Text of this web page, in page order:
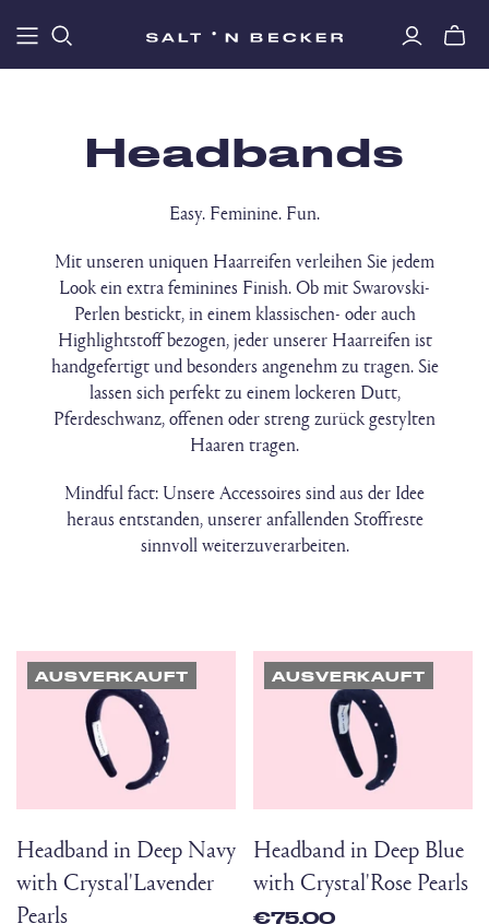
Headbands
Easy. Feminine. Fun.
Mit unseren uniquen Haarreifen verleihen Sie jedem
Look ein extra feminines Finish. Ob mit Swarovski-
Perlen bestickt, in einem klassischen- oder auch
Highlightstoff bezogen, jeder unserer Haarreifen ist
handgefertigt und besonders angenehm zu tragen. Sie
lassen sich perfekt zu einem lockeren Dutt,
Pferdeschwanz, offenen oder streng zurück gestylten
Haaren tragen.
Mindful fact: Unsere Accessoires sind aus der Idee
heraus entstanden, unserer anfallenden Stoffreste
sinnvoll weiterzuverarbeiten.
AUSVERKAUFT
Headband in Deep Navy
with Crystal'Lavender
Pearls
AUSVERKAUFT
Headband in Deep Blue
with Crystal'Rose Pearls
€75,00